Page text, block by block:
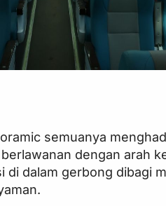
semuanya
dengan arah
di dalam gerbong dibagi